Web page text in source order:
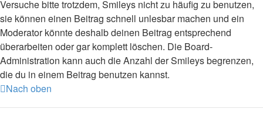
Versuche bitte trotzdem, Smileys nicht zu häufig zu benutzen,
sie können einen Beitrag schnell unlesbar machen und ein
Moderator könnte deshalb deinen Beitrag entsprechend
überarbeiten oder gar komplett löschen. Die Board-
Administration kann auch die Anzahl der Smileys begrenzen,
die du in einem Beitrag benutzen kannst.
Nach oben